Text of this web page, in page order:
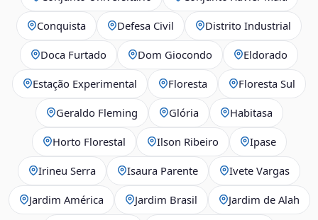
Conquista Defesa Civil Distrito Industrial
Doca Furtado Dom Giocondo Eldorado
Estação Experimental Floresta Floresta Sul
Geraldo Fleming Glória Habitasa
Horto Florestal Ilson Ribeiro Ipase
Irineu Serra Isaura Parente Ivete Vargas
Jardim América Jardim Brasil Jardim de Alah